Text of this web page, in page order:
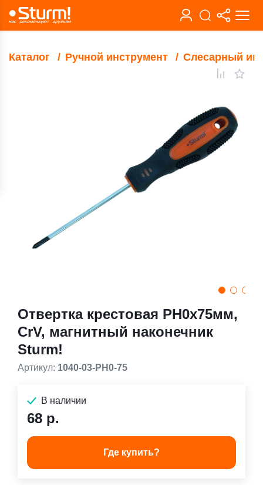
Каталог Ручной инструмент Слесарный
Отвертка крестовая PH0x75мм,
CrV, магнитный наконечник
Sturm!
Артикул: 1040-03-PH0-75
В наличии
68 р.
Где купить?